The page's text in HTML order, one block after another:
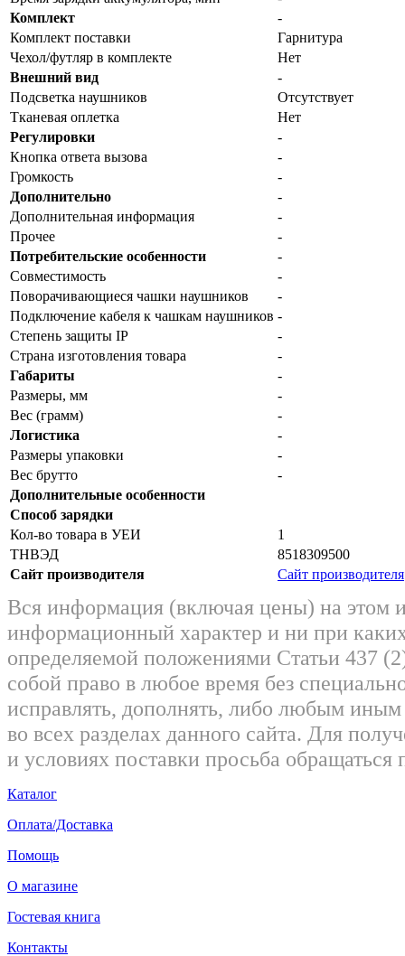
Комплект
-
Комплект поставки
Гарнитура
Чехол/футляр в комплекте
Нет
Внешний вид
-
Подсветка наушников
Отсутствует
Тканевая оплетка
Нет
Регулировки
-
Кнопка ответа вызова
-
Громкость
-
Дополнительно
-
Дополнительная информация
-
Прочее
-
Потребительские особенности
-
Совместимость
-
Поворачивающиеся чашки наушников
-
Подключение кабеля к чашкам наушников -
Степень защиты IP
-
Страна изготовления товара
-
Габариты
-
Размеры, мм
-
Вес (грамм)
-
Логистика
-
Размеры упаковки
-
Вес брутто
-
Дополнительные особенности
Способ зарядки
Кол-во товара в УЕИ
1
ТНВЭД
8518309500
Сайт производителя
Сайт производителя
Вся информация (включая цены) на этом
информационный характер и ни при
определяемой положениями Статьи 437
собой право в любое время без
исправлять, дополнять, либо любым
во всех разделах данного сайта. Для
и условиях поставки просьба
Каталог
Оплата/Доставка
Помощь
О магазине
Гостевая книга
Контакты